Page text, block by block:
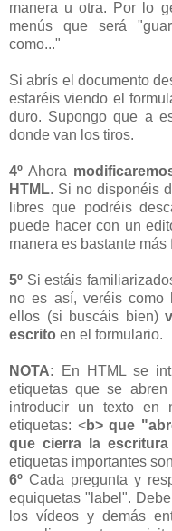
manera u otra. Por lo
menús que será
como..."
Si abrís el documento
estaréis viendo el
duro. Supongo que a
donde van los tiros.
4º Ahora
HTML. Si no disponéis
libres que podréis
puede hacer con un
manera es bastante más
5º Si estáis
no es así, veréis como
ellos (si buscáis bien)
escrito en el formulario.
NOTA:
En HTML se
etiquetas que se
introducir un texto en
etiquetas: <b>que
que cierra la
etiquetas importantes
6º Cada pregunta y
equiquetas "label".
los vídeos y demás